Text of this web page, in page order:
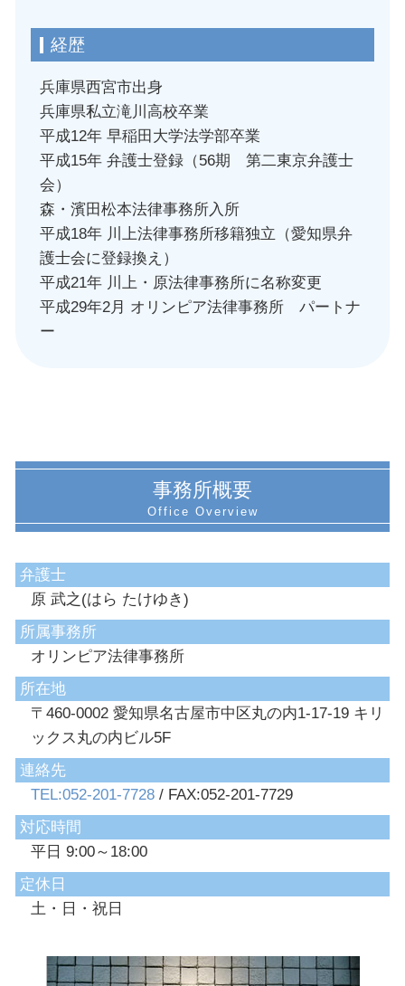
経歴
兵庫県西宮市出身
兵庫県私立滝川高校卒業
平成12年 早稲田大学法学部卒業
平成15年 弁護士登録（56期 第二東京弁護士
会）
森・濱田松本法律事務所入所
平成18年 川上法律事務所移籍独立（愛知県弁
護士会に登録換え）
平成21年 川上・原法律事務所に名称変更
平成29年2月 オリンピア法律事務所 パートナ
ー
事務所概要
弁護士
原 武之(はら たけゆき)
所属事務所
オリンピア法律事務所
所在地
〒460-0002 愛知県名古屋市中区丸の内1-17-19 キリ
ックス丸の内ビル5F
連絡先
TEL:052-201-7728 / FAX:052-201-7729
対応時間
平日 9:00～18:00
定休日
土・日・祝日